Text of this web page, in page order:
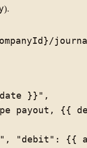
).
}}",
payout, {{
"debit": {{